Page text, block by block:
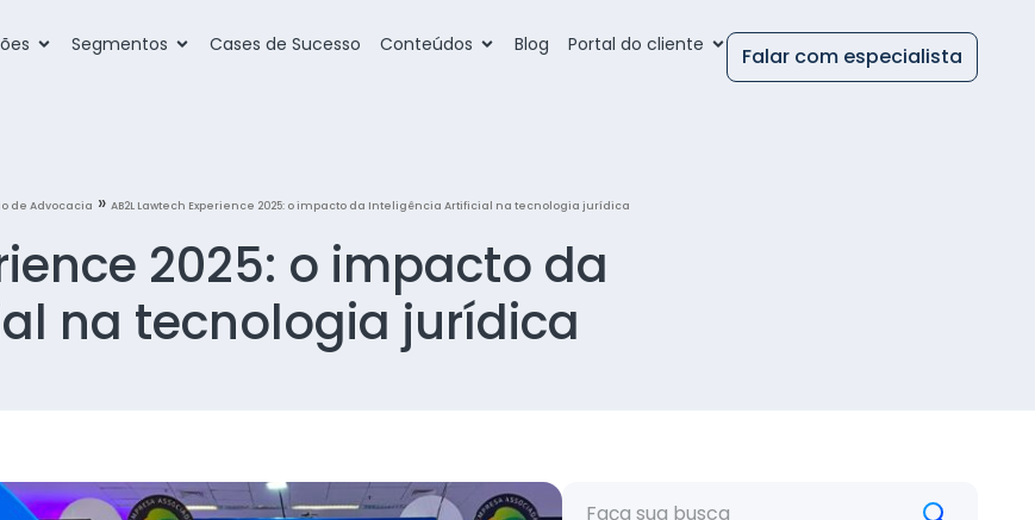
Segmentos Cases de Sucesso Conteúdos Blog Portal do cliente Falar com especialista
de Advocacia » AB2L Lawtech Experience 2025: o impacto da Inteligência Artificial na tecnologia jurídica
2025: o impacto da
na tecnologia jurídica